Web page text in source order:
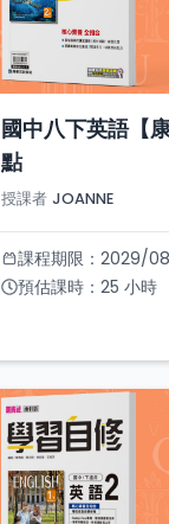
國中八下英語【
點
授課者 JOANNE
課程期限： 2029/
預估課時： 25 小時